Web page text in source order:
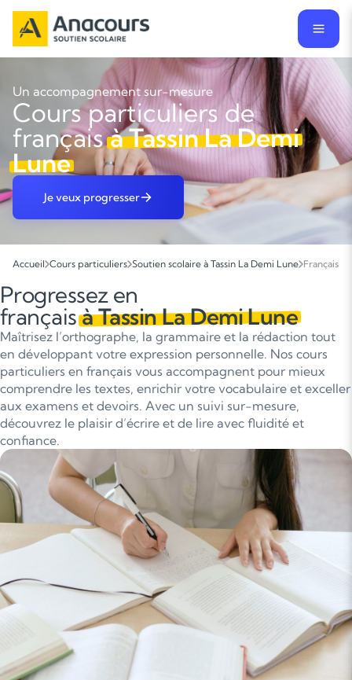
Un accompagnement sur-mesure
Cours particuliers de
françaisà Tassin La Demi
Lune
Je veux progresser
Accueil Cours particuliers Soutien scolaire à Tassin La Demi Lune Français
Progressez en
françaisà Tassin La Demi Lune
Maîtrisez l’orthographe, la grammaire et la rédaction tout
en développant votre expression personnelle. Nos cours
particuliers en français vous accompagnent pour mieux
comprendre les textes, enrichir votre vocabulaire et exceller
aux examens et devoirs. Avec un suivi sur-mesure,
découvrez le plaisir d’écrire et de lire avec fluidité et
confiance.